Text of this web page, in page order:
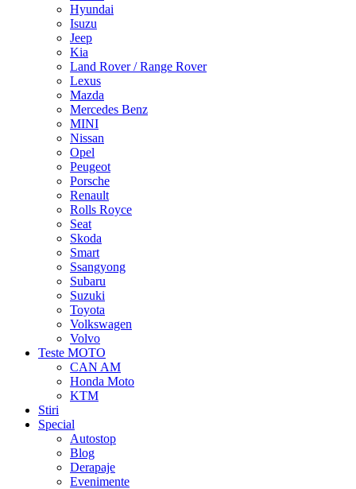
Hyundai
Isuzu
Jeep
Kia
Land Rover / Range Rover
Lexus
Mazda
Mercedes Benz
MINI
Nissan
Opel
Peugeot
Porsche
Renault
Rolls Royce
Seat
Skoda
Smart
Ssangyong
Subaru
Suzuki
Toyota
Volkswagen
Volvo
Teste MOTO
CAN AM
Honda Moto
KTM
Stiri
Special
Autostop
Blog
Derapaje
Evenimente